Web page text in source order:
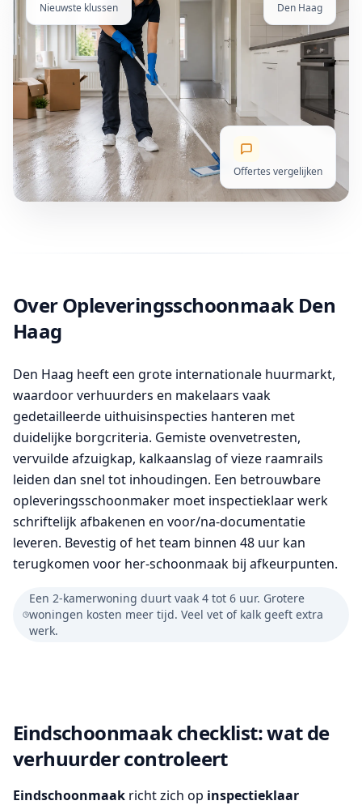
Nieuwste klussen Den Haag
Offertes vergelijken
Over Opleveringsschoonmaak Den
Haag
Den Haag heeft een grote internationale huurmarkt,
waardoor verhuurders en makelaars vaak
gedetailleerde uithuisinspecties hanteren met
duidelijke borgcriteria. Gemiste ovenvetresten,
vervuilde afzuigkap, kalkaanslag of vieze raamrails
leiden dan snel tot inhoudingen. Een betrouwbare
opleveringsschoonmaker moet inspectieklaar werk
schriftelijk afbakenen en voor/na-documentatie
leveren. Bevestig of het team binnen 48 uur kan
terugkomen voor her-schoonmaak bij afkeurpunten.
Een 2-kamerwoning duurt vaak 4 tot 6 uur. Grotere
woningen kosten meer tijd. Veel vet of kalk geeft extra
werk.
Eindschoonmaak checklist: wat de
verhuurder controleert
Eindschoonmaak richt zich op inspectieklaar